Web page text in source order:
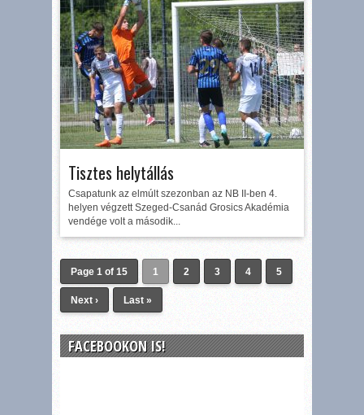
Tisztes helytállás
Csapatunk az elmúlt szezonban az NB II-ben 4.
helyen végzett Szeged-Csanád Grosics Akadémia
vendége volt a második...
Page 1 of 15 1 2 3 4 5
Next › Last »
FACEBOOKON IS!